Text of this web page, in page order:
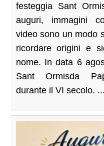
festeggia Sant
auguri, immagini
video sono un modo
ricordare origini e
nome. In data 6
Sant Ormisda
durante il VI secolo. ...